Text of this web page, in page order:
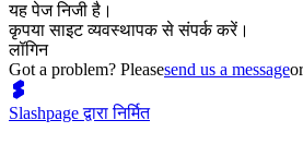
यह पेज निजी है।
कृपया साइट व्यवस्थापक से संपर्क करें।
लॉगिन
Got a problem? Pleasesend us a message
Slashpage द्वारा निर्मित